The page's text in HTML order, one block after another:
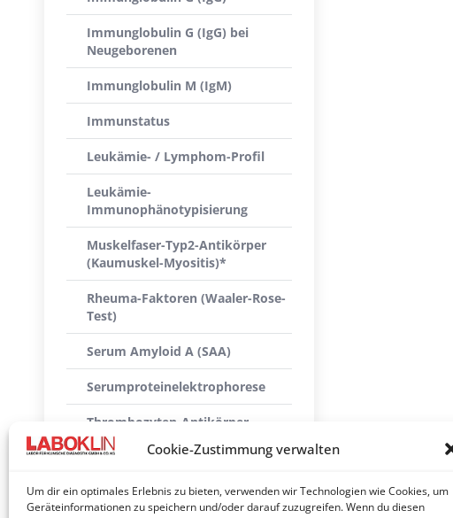
Cookie-Zustimmung verwalten
Um dir ein optimales Erlebnis zu bieten, verwenden wir Technologien wie Cookies, um
Geräteinformationen zu speichern und/oder darauf zuzugreifen. Wenn du diesen
Immunglobulin G (IgG) bei
Neugeborenen
Immunglobulin M (IgM)
Immunstatus
Leukämie- / Lymphom-Profil
Leukämie-
Immunophänotypisierung
Muskelfaser-Typ2-Antikörper
(Kaumuskel-Myositis)*
Rheuma-Faktoren (Waaler-Rose-
Test)
Serum Amyloid A (SAA)
Serumproteinelektrophorese
Thrombozyten-Antikörper
Thrombozytopenie-Profil groß
Thrombozytopenie-Profil klein